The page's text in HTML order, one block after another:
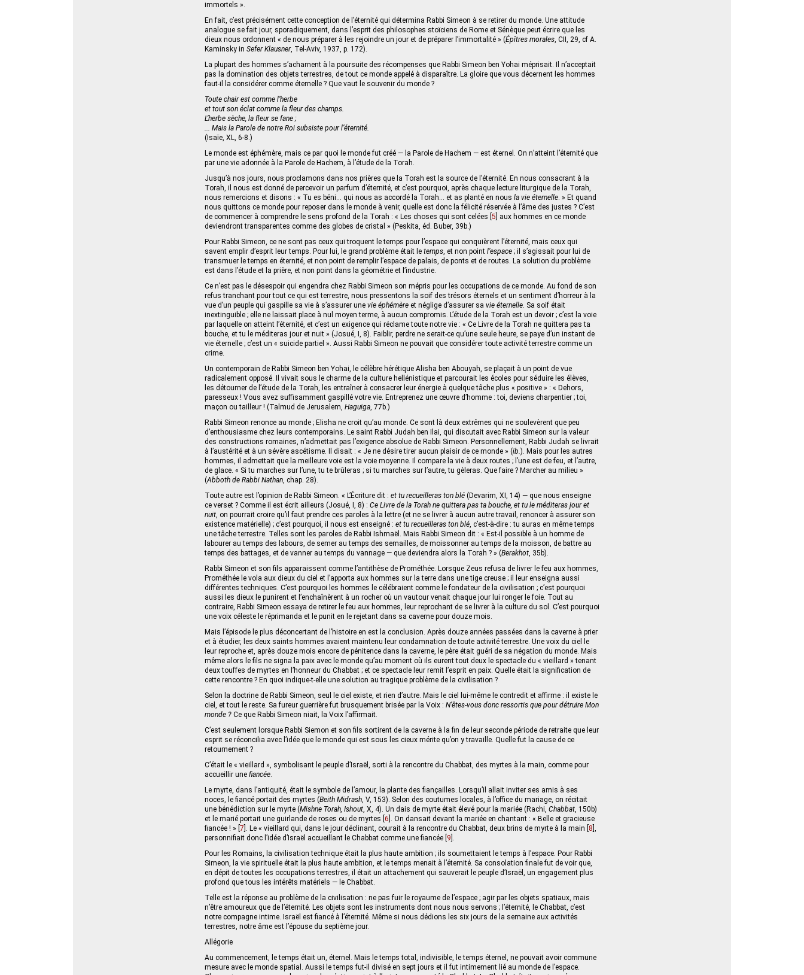
immortels ».
En fait, c’est précisément cette conception de l’éternité qui détermina Rabbi Simeon à se retirer du monde. Une attitude
analogue se fait jour, sporadiquement, dans l’esprit des philosophes stoïciens de Rome et Sénèque peut écrire que les
dieux nous ordonnent « de nous préparer à les rejoindre un jour et de préparer l’immortalité » (Épîtres morales, CII, 29, cf A.
Kaminsky in Sefer Klausner, Tel-Aviv, 1937, p. 172).
La plupart des hommes s’acharnent à la poursuite des récompenses que Rabbi Simeon ben Yohai méprisait. Il n’acceptait
pas la domination des objets terrestres, de tout ce monde appelé à disparaître. La gloire que vous décernent les hommes
faut-il la considérer comme éternelle ? Que vaut le souvenir du monde ?
Toute chair est comme l’herbe
et tout son éclat comme la fleur des champs.
L’herbe sèche, la fleur se fane ;
... Mais la Parole de notre Roi subsiste pour l’éternité.
(Isaïe, XL, 6-8.)
Le monde est éphémère, mais ce par quoi le monde fut créé — la Parole de Hachem — est éternel. On n’atteint l’éternité que
par une vie adonnée à la Parole de Hachem, à l’étude de la Torah.
Jusqu’à nos jours, nous proclamons dans nos prières que la Torah est la source de l’éternité. En nous consacrant à la
Torah, il nous est donné de percevoir un parfum d’éternité, et c’est pourquoi, après chaque lecture liturgique de la Torah,
nous remercions et disons : « Tu es béni... qui nous as accordé la Torah... et as planté en nous la vie éternelle. » Et quand
nous quittons ce monde pour reposer dans le monde à venir, quelle est donc la félicité réservée à l’âme des justes ? C’est
de commencer à comprendre le sens profond de la Torah : « Les choses qui sont celées 5 aux hommes en ce monde
deviendront transparentes comme des globes de cristal » (Peskita, éd. Buber, 39b.)
Pour Rabbi Simeon, ce ne sont pas ceux qui troquent le temps pour l’espace qui conquièrent l’éternité, mais ceux qui
savent emplir d’esprit leur temps. Pour lui, le grand problème était le temps, et non point l’espace ; il s’agissait pour lui de
transmuer le temps en éternité, et non point de remplir l’espace de palais, de ponts et de routes. La solution du problème
est dans l’étude et la prière, et non point dans la géométrie et l’industrie.
Ce n’est pas le désespoir qui engendra chez Rabbi Simeon son mépris pour les occupations de ce monde. Au fond de son
refus tranchant pour tout ce qui est terrestre, nous pressentons la soif des trésors éternels et un sentiment d’horreur à la
vue d’un peuple qui gaspille sa vie à s’assurer une vie éphémère et néglige d’assurer sa vie éternelle. Sa soif était
inextinguible ; elle ne laissait place à nul moyen terme, à aucun compromis. L’étude de la Torah est un devoir ; c’est la voie
par laquelle on atteint l’éternité, et c’est un exigence qui réclame toute notre vie : « Ce Livre de la Torah ne quittera pas ta
bouche, et tu le méditeras jour et nuit » (Josué, I, 8). Faiblir, perdre ne serait-ce qu’une seule heure, se paye d’un instant de
vie éternelle ; c’est un « suicide partiel ». Aussi Rabbi Simeon ne pouvait que considérer toute activité terrestre comme un
crime.
Un contemporain de Rabbi Simeon ben Yohai, le célèbre hérétique Alisha ben Abouyah, se plaçait à un point de vue
radicalement opposé. Il vivait sous le charme de la culture hellénistique et parcourait les écoles pour séduire les élèves,
les détourner de l’étude de la Torah, les entraîner à consacrer leur énergie à quelque tâche plus « positive » : « Dehors,
paresseux ! Vous avez suffisamment gaspillé votre vie. Entreprenez une œuvre d’homme : toi, deviens charpentier ; toi,
maçon ou tailleur ! (Talmud de Jerusalem, Haguiga, 77b.)
Rabbi Simeon renonce au monde ; Elisha ne croit qu’au monde. Ce sont là deux extrêmes qui ne soulevèrent que peu
d’enthousiasme chez leurs contemporains. Le saint Rabbi Judah ben Ilai, qui discutait avec Rabbi Simeon sur la valeur
des constructions romaines, n’admettait pas l’exigence absolue de Rabbi Simeon. Personnellement, Rabbi Judah se livrait
à l’austérité et à un sévère ascétisme. Il disait : « Je ne désire tirer aucun plaisir de ce monde » (ib.). Mais pour les autres
hommes, il admettait que la meilleure voie est la voie moyenne. Il compare la vie à deux routes ; l’une est de feu, et l’autre,
de glace. « Si tu marches sur l’une, tu te brûleras ; si tu marches sur l’autre, tu gèleras. Que faire ? Marcher au milieu »
(Abboth de Rabbi Nathan, chap. 28).
Toute autre est l’opinion de Rabbi Simeon. « L’Écriture dit : et tu recueilleras ton blé (Devarim, XI, 14) — que nous enseigne
ce verset ? Comme il est écrit ailleurs (Josué, I, 8) : Ce Livre de la Torah ne quittera pas ta bouche, et tu le méditeras jour et
nuit, on pourrait croire qu’il faut prendre ces paroles à la lettre (et ne se livrer à aucun autre travail, renoncer à assurer son
existence matérielle) ; c’est pourquoi, il nous est enseigné : et tu recueilleras ton blé, c’est-à-dire : tu auras en même temps
une tâche terrestre. Telles sont les paroles de Rabbi Ishmaël. Mais Rabbi Simeon dit : « Est-il possible à un homme de
labourer au temps des labours, de semer au temps des semailles, de moissonner au temps de la moisson, de battre au
temps des battages, et de vanner au temps du vannage — que deviendra alors la Torah ? » (Berakhot, 35b).
Rabbi Simeon et son fils apparaissent comme l’antithèse de Prométhée. Lorsque Zeus refusa de livrer le feu aux hommes,
Prométhée le vola aux dieux du ciel et l’apporta aux hommes sur la terre dans une tige creuse ; il leur enseigna aussi
différentes techniques. C’est pourquoi les hommes le célébraient comme le fondateur de la civilisation ; c’est pourquoi
aussi les dieux le punirent et l’enchaînèrent à un rocher où un vautour venait chaque jour lui ronger le foie. Tout au
contraire, Rabbi Simeon essaya de retirer le feu aux hommes, leur reprochant de se livrer à la culture du sol. C’est pourquoi
une voix céleste le réprimanda et le punit en le rejetant dans sa caverne pour douze mois.
Mais l’épisode le plus déconcertant de l’histoire en est la conclusion. Après douze années passées dans la caverne à prier
et à étudier, les deux saints hommes avaient maintenu leur condamnation de toute activité terrestre. Une voix du ciel le
leur reproche et, après douze mois encore de pénitence dans la caverne, le père était guéri de sa négation du monde. Mais
même alors le fils ne signa la paix avec le monde qu’au moment où ils eurent tout deux le spectacle du « vieillard » tenant
deux touffes de myrtes en l’honneur du Chabbat ; et ce spectacle leur remit l’esprit en paix. Quelle était la signification de
cette rencontre ? En quoi indique-t-elle une solution au tragique problème de la civilisation ?
Selon la doctrine de Rabbi Simeon, seul le ciel existe, et rien d’autre. Mais le ciel lui-même le contredit et affirme : il existe le
ciel, et tout le reste. Sa fureur guerrière fut brusquement brisée par la Voix : N’êtes-vous donc ressortis que pour détruire Mon
monde ? Ce que Rabbi Simeon niait, la Voix l’affirmait.
C’est seulement lorsque Rabbi Siemon et son fils sortirent de la caverne à la fin de leur seconde période de retraite que leur
esprit se réconcilia avec l’idée que le monde qui est sous les cieux mérite qu’on y travaille. Quelle fut la cause de ce
retournement ?
C’était le « vieillard », symbolisant le peuple d’Israël, sorti à la rencontre du Chabbat, des myrtes à la main, comme pour
accueillir une fiancée.
Le myrte, dans l’antiquité, était le symbole de l’amour, la plante des fiançailles. Lorsqu’il allait inviter ses amis à ses
noces, le fiancé portait des myrtes (Beith Midrash, V, 153). Selon des coutumes locales, à l’office du mariage, on récitait
une bénédiction sur le myrte (Mishne Torah, Ishout, X, 4). Un dais de myrte était élevé pour la mariée (Rachi, Chabbat, 150b)
et le marié portait une guirlande de roses ou de myrtes 6 . On dansait devant la mariée en chantant : « Belle et gracieuse
fiancée ! » 7 . Le « vieillard qui, dans le jour déclinant, courait à la rencontre du Chabbat, deux brins de myrte à la main 8 ,
personnifiait donc l’idée d’Israël accueillant le Chabbat comme une fiancée 9 .
Pour les Romains, la civilisation technique était la plus haute ambition ; ils soumettaient le temps à l’espace. Pour Rabbi
Simeon, la vie spirituelle était la plus haute ambition, et le temps menait à l’éternité. Sa consolation finale fut de voir que,
en dépit de toutes les occupations terrestres, il était un attachement qui sauverait le peuple d’Israël, un engagement plus
profond que tous les intérêts matériels — le Chabbat.
Telle est la réponse au problème de la civilisation : ne pas fuir le royaume de l’espace ; agir par les objets spatiaux, mais
n’être amoureux que de l’éternité. Les objets sont les instruments dont nous nous servons ; l’éternité, le Chabbat, c’est
notre compagne intime. Israël est fiancé à l’éternité. Même si nous dédions les six jours de la semaine aux activités
terrestres, notre âme est l’épouse du septième jour.
Allégorie
Au commencement, le temps était un, éternel. Mais le temps total, indivisible, le temps éternel, ne pouvait avoir commune
mesure avec le monde spatial. Aussi le temps fut-il divisé en sept jours et il fut intimement lié au monde de l’espace.